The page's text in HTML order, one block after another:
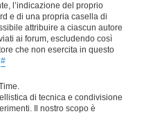
l’indicazione del proprio
e di una propria casella di
attribuire a ciascun autore
ai forum, escludendo così
che non esercita in questo
#
di tecnica e condivisione
Il nostro scopo è